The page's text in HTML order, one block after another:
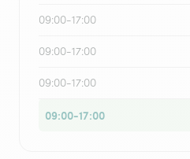
09:00-17:00
09:00-17:00
09:00-17:00
09:00-17:00